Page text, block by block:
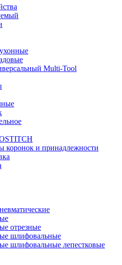
Multi-Tool
коронок и принадлежности
отрезные
шлифовальные
шлифовальные лепестковые